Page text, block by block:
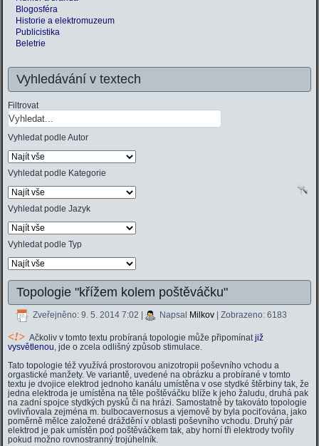
Blogosféra
Historie a elektromuzeum
Publicistika
Beletrie
Vyhledávání v textech
Filtrovat
Vyhledat podle Autor
Vyhledat podle Kategorie
Vyhledat podle Jazyk
Vyhledat podle Typ
Topologie "křížem kolem poštěváčku"
Zveřejněno: 9. 5. 2014 7:02 | Napsal Milkov | Zobrazeno: 6183
<!> Ačkoliv v tomto textu probíraná topologie může připomínatjiž
vysvětlenou, jde o zcela odlišný způsob stimulace.
Tato topologie též využívá prostorovou anizotropii poševního vchodu a
orgastické manžety. Ve variantě, uvedené na obrázku a probírané v tomto
textu je dvojice elektrod jednoho kanálu umístěna v ose stydké štěrbiny tak, že
jedna elektroda je umístěna na těle poštěváčku blíže k jeho žaludu, druhá pak
na zadní spojce stydkých pysků či na hrázi. Samostatně by takováto topologie
ovlivňovala zejména m. bulbocavernosus a vjemově by byla pociťována, jako
poměrně mělce založené dráždění v oblasti poševního vchodu. Druhý pár
elektrod je pak umístěn pod poštěváčkem tak, aby horní tři elektrody tvořily
pokud možno rovnostranný trojúhelník.